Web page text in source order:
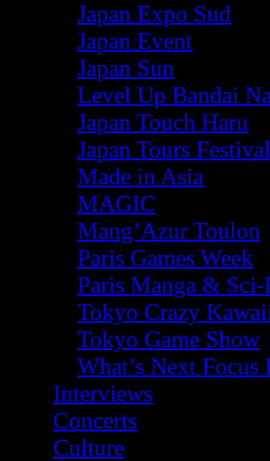
Japan Expo Sud
Japan Event
Japan Sun
Level Up Bandai
Japan Touch Haru
Japan Tours Festival
Made in Asia
MAGIC
Mang’Azur Toulon
Paris Games Week
Paris Manga &
Tokyo Crazy
Tokyo Game Show
What’s Next
Interviews
Concerts
Culture